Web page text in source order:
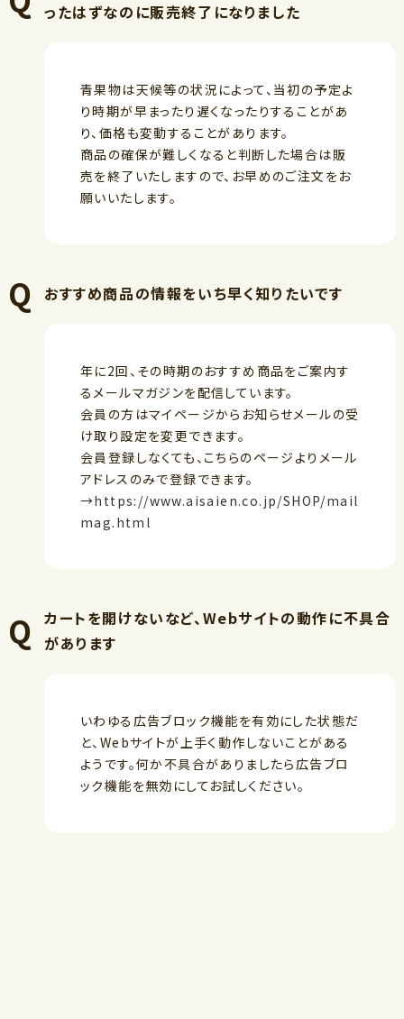
ったはずなのに販売終了になりました
青果物は天候等の状況によって、当初の予定よ
り時期が早まったり遅くなったりすることがあ
り、価格も変動することがあります。
商品の確保が難しくなると判断した場合は販
売を終了いたしますので、お早めのご注文をお
願いいたします。
おすすめ商品の情報をいち早く知りたいです
年に2回、その時期のおすすめ商品をご案内す
るメールマガジンを配信しています。
会員の方はマイページからお知らせメールの受
け取り設定を変更できます。
会員登録しなくても、こちらのページよりメール
アドレスのみで登録できます。
→https://www.aisaien.co.jp/SHOP/mail
mag.html
カートを開けないなど、Webサイトの動作に不具合
があります
いわゆる広告ブロック機能を有効にした状態だ
と、Webサイトが上手く動作しないことがある
ようです。何か不具合がありましたら広告ブロ
ック機能を無効にしてお試しください。